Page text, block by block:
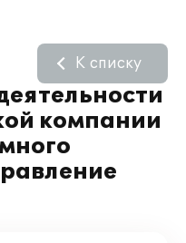
компании
К списку